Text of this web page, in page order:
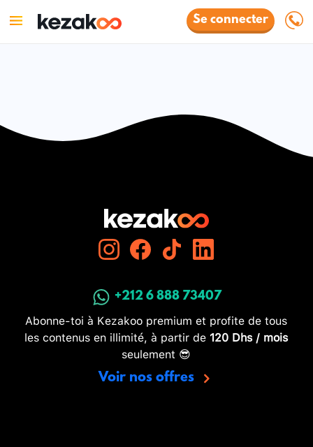
Se connecter
+212 6 888 73407
Abonne-toi à Kezakoo premium et profite de tous
les contenus en illimité, à partir de 120 Dhs / mois
seulement 😎
Voir nos offres